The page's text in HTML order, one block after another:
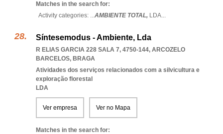
Matches in the search for:
Activity categories: ...AMBIENTE TOTAL, LDA...
Síntesemodus - Ambiente, Lda
R ELIAS GARCIA 228 SALA 7, 4750-144, ARCOZELO
BARCELOS, BRAGA
Atividades dos serviços relacionados com a silvicultura e
exploração florestal
LDA
Ver empresa Ver no Mapa
Matches in the search for: